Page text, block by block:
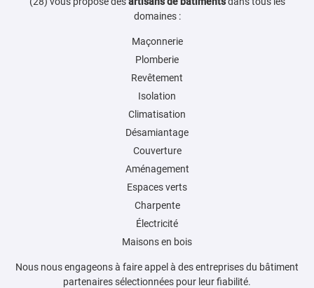
domaines :
Maçonnerie
Plomberie
Revêtement
Isolation
Climatisation
Désamiantage
Couverture
Aménagement
Espaces verts
Charpente
Électricité
Maisons en bois
Nous nous engageons à faire appel à des entreprises du bâtiment
partenaires sélectionnées pour leur fiabilité.